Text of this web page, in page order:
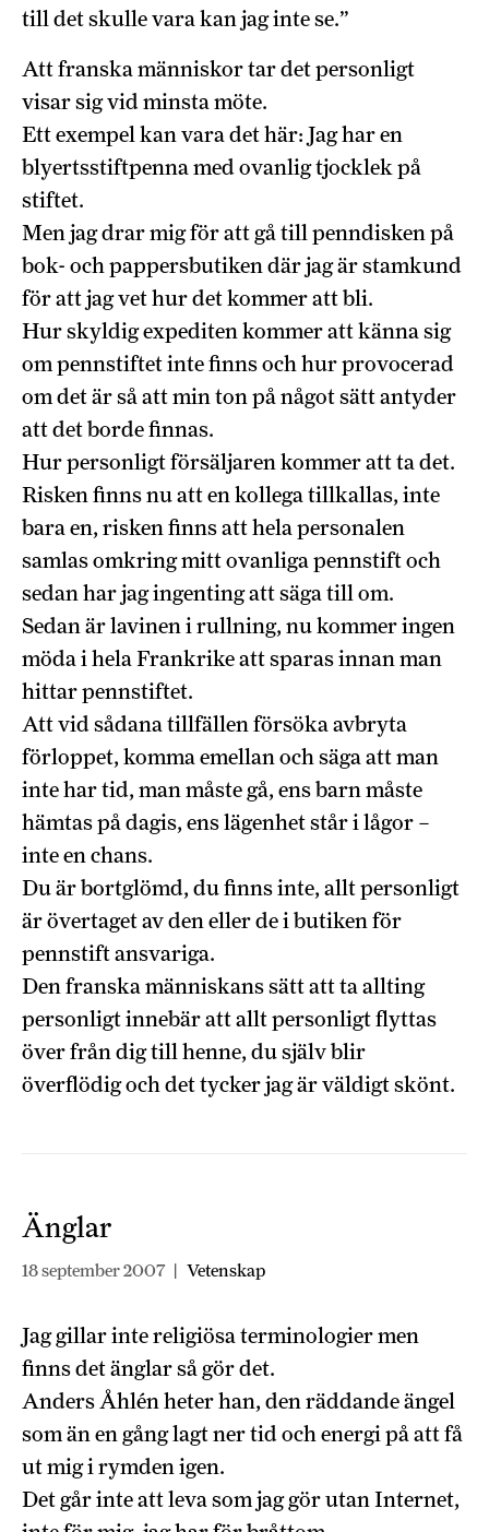
till det skulle vara kan jag inte se.”
Att franska människor tar det personligt
visar sig vid minsta möte.
Ett exempel kan vara det här: Jag har en
blyertsstiftpenna med ovanlig tjocklek på
stiftet.
Men jag drar mig för att gå till penndisken på
bok- och pappersbutiken där jag är stamkund
för att jag vet hur det kommer att bli.
Hur skyldig expediten kommer att känna sig
om pennstiftet inte finns och hur provocerad
om det är så att min ton på något sätt antyder
att det borde finnas.
Hur personligt försäljaren kommer att ta det.
Risken finns nu att en kollega tillkallas, inte
bara en, risken finns att hela personalen
samlas omkring mitt ovanliga pennstift och
sedan har jag ingenting att säga till om.
Sedan är lavinen i rullning, nu kommer ingen
möda i hela Frankrike att sparas innan man
hittar pennstiftet.
Att vid sådana tillfällen försöka avbryta
förloppet, komma emellan och säga att man
inte har tid, man måste gå, ens barn måste
hämtas på dagis, ens lägenhet står i lågor –
inte en chans.
Du är bortglömd, du finns inte, allt personligt
är övertaget av den eller de i butiken för
pennstift ansvariga.
Den franska människans sätt att ta allting
personligt innebär att allt personligt flyttas
över från dig till henne, du själv blir
överflödig och det tycker jag är väldigt skönt.
Änglar
18 september 2007 | Vetenskap
Jag gillar inte religiösa terminologier men
finns det änglar så gör det.
Anders Åhlén heter han, den räddande ängel
som än en gång lagt ner tid och energi på att få
ut mig i rymden igen.
Det går inte att leva som jag gör utan Internet,